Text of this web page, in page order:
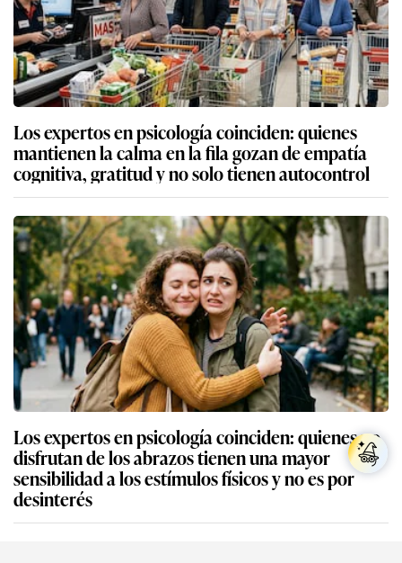
Los expertos en psicología coinciden: quienes
mantienen la calma en la fila gozan de empatía
cognitiva, gratitud y no solo tienen autocontrol
Los expertos en psicología coinciden: quienes no
disfrutan de los abrazos tienen una mayor
sensibilidad a los estímulos físicos y no es por
desinterés